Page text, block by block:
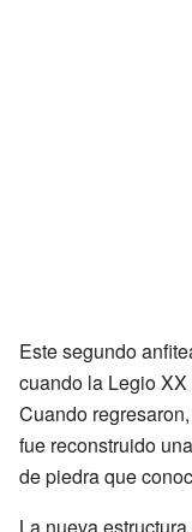
Este segundo
cuando la Legio
Cuando
fue reconstruido
de piedra que